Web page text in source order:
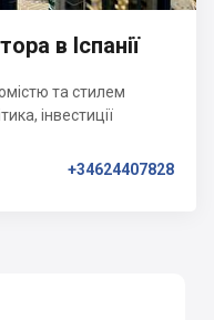
в Іспанії
та стилем
інвестиції
+34624407828